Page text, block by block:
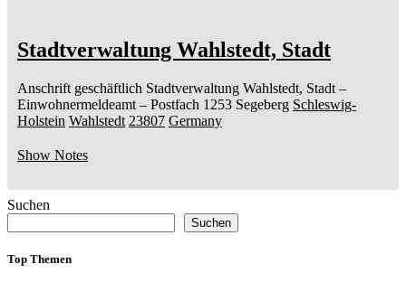
Stadtverwaltung Wahlstedt, Stadt
Anschrift geschäftlich Stadtverwaltung Wahlstedt, Stadt –
Einwohnermeldeamt – Postfach 1253 Segeberg Schleswig-
Holstein Wahlstedt 23807 Germany
Show Notes
Suchen
Suchen
Top Themen